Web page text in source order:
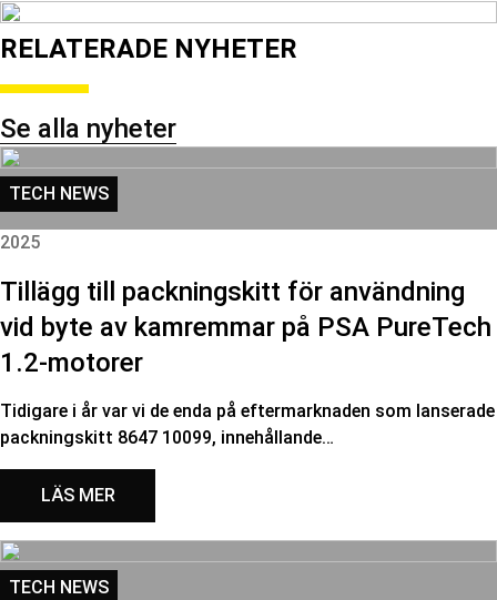
RELATERADE NYHETER
Se alla nyheter
TECH NEWS
2025
Tillägg till packningskitt för användning
vid byte av kamremmar på PSA PureTech
1.2-motorer
Tidigare i år var vi de enda på eftermarknaden som lanserade
packningskitt 8647 10099, innehållande…
LÄS MER
TECH NEWS